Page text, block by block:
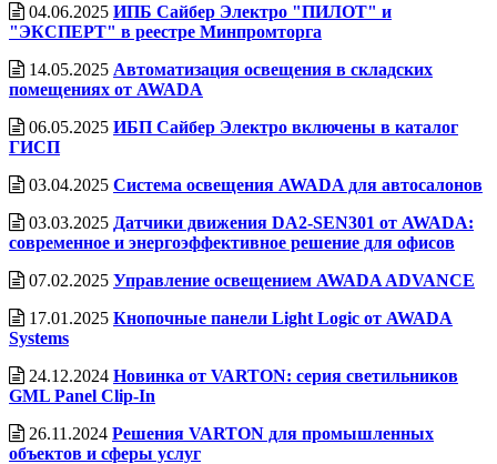
04.06.2025 ИПБ Сайбер Электро "ПИЛОТ" и
"ЭКСПЕРТ" в реестре Минпромторга
14.05.2025 Автоматизация освещения в складских
помещениях от AWADA
06.05.2025 ИБП Сайбер Электро включены в каталог
ГИСП
03.04.2025 Система освещения AWADA для автосалонов
03.03.2025 Датчики движения DA2-SEN301 от AWADA:
современное и энергоэффективное решение для офисов
07.02.2025 Управление освещением AWADA ADVANCE
17.01.2025 Кнопочные панели Light Logic от AWADA
Systems
24.12.2024 Новинка от VARTON: серия светильников
GML Panel Clip-In
26.11.2024 Решения VARTON для промышленных
объектов и сферы услуг